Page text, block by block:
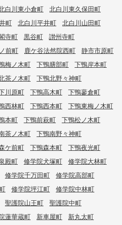
白川東小倉町
北白川東久保田町
町 北白川平井町
北白川山田町
寺町 黒谷町
讃州寺町
前町 鹿ケ谷法然院西町
静市市原町
梅ノ木町 下鴨膳部町
下鴨岸本町
茶ノ木町
下鴨北野々神町
川原町 下鴨高木町
下鴨蓼倉町
西林町 下鴨西本町
下鴨東梅ノ木町
本町 下鴨前萩町
下鴨松ノ木町
茶ノ木町
下鴨南野々神町
ケ前町 下鴨森本町
下鴨夜光町
殿町 修学院犬塚町
修学院大林町
修学院千万田町
修学院高部町
修学院坪江町
修学院中林町
聖護院山王町
聖護院中町
蓮華蔵町 新車屋町
新丸太町